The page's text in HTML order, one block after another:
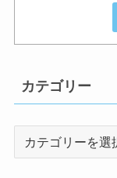
カテゴリー